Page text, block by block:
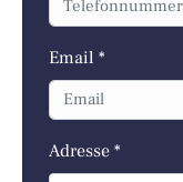
Email *
Adresse *